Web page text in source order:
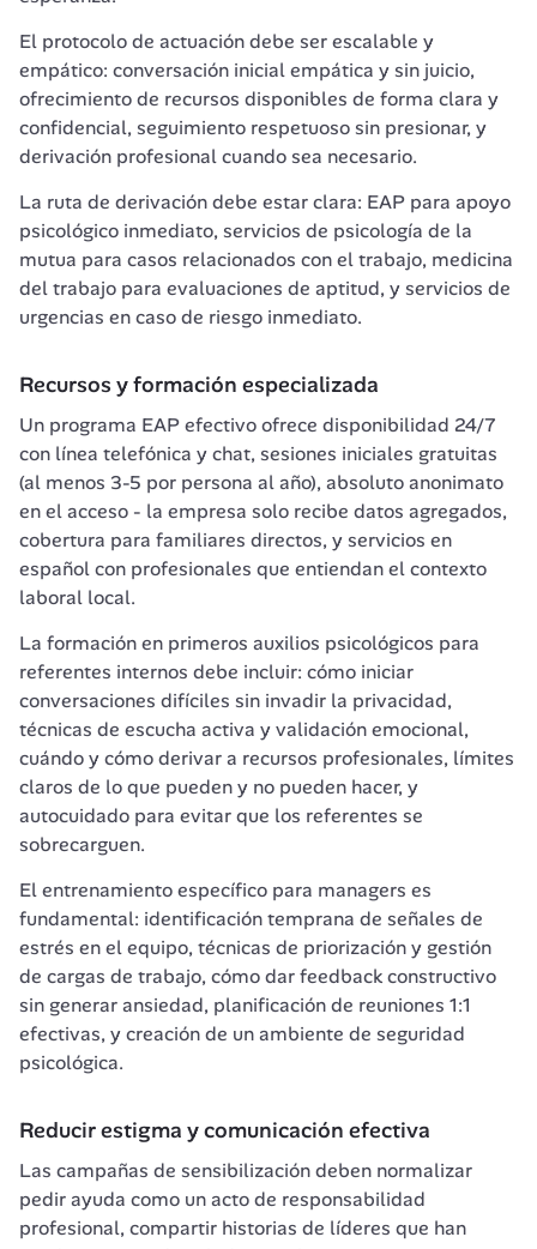
El protocolo de actuación debe ser escalable y
empático: conversación inicial empática y sin juicio,
ofrecimiento de recursos disponibles de forma clara y
confidencial, seguimiento respetuoso sin presionar, y
derivación profesional cuando sea necesario.
La ruta de derivación debe estar clara: EAP para apoyo
psicológico inmediato, servicios de psicología de la
mutua para casos relacionados con el trabajo, medicina
del trabajo para evaluaciones de aptitud, y servicios de
urgencias en caso de riesgo inmediato.
Recursos y formación especializada
Un programa EAP efectivo ofrece disponibilidad 24/7
con línea telefónica y chat, sesiones iniciales gratuitas
(al menos 3-5 por persona al año), absoluto anonimato
en el acceso - la empresa solo recibe datos agregados,
cobertura para familiares directos, y servicios en
español con profesionales que entiendan el contexto
laboral local.
La formación en primeros auxilios psicológicos para
referentes internos debe incluir: cómo iniciar
conversaciones difíciles sin invadir la privacidad,
técnicas de escucha activa y validación emocional,
cuándo y cómo derivar a recursos profesionales, límites
claros de lo que pueden y no pueden hacer, y
autocuidado para evitar que los referentes se
sobrecarguen.
El entrenamiento específico para managers es
fundamental: identificación temprana de señales de
estrés en el equipo, técnicas de priorización y gestión
de cargas de trabajo, cómo dar feedback constructivo
sin generar ansiedad, planificación de reuniones 1:1
efectivas, y creación de un ambiente de seguridad
psicológica.
Reducir estigma y comunicación efectiva
Las campañas de sensibilización deben normalizar
pedir ayuda como un acto de responsabilidad
profesional, compartir historias de líderes que han